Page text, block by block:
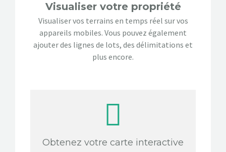
Visualiser votre propriété
Visualiser vos terrains en temps réel sur vos
appareils mobiles. Vous pouvez également
ajouter des lignes de lots, des délimitations et
plus encore.
Obtenez votre carte interactive